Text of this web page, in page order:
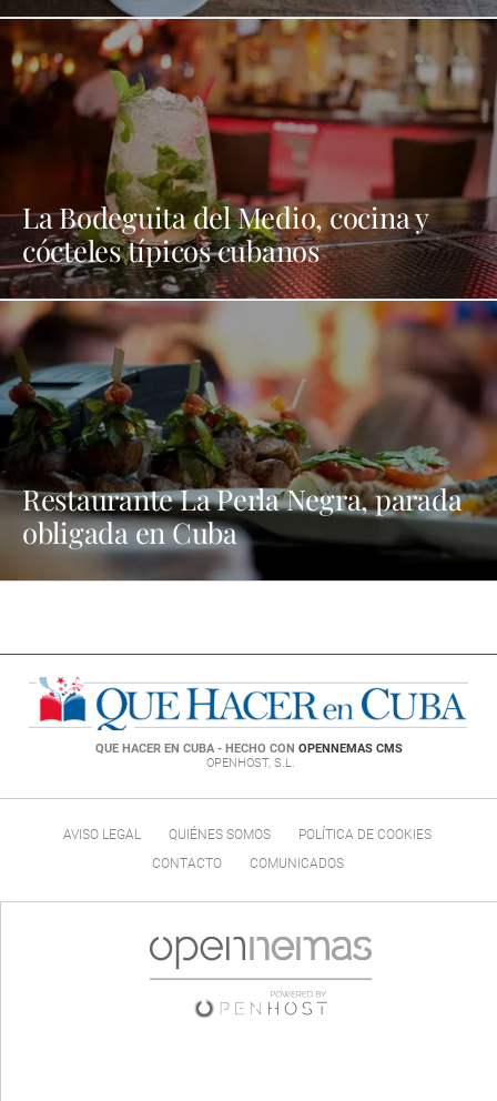
La Bodeguita del Medio, cocina y
cócteles típicos cubanos
Restaurante La Perla Negra, parada
obligada en Cuba
QUE HACER EN CUBA - HECHO CON OPENNEMAS CMS
OPENHOST, S.L.
AVISO LEGAL QUIÉNES SOMOS
POLÍTICA DE COOKIES
CONTACTO
COMUNICADOS